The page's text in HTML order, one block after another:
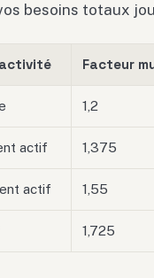
besoins totaux
Facteur
1,2
actif 1,375
actif 1,55
1,725